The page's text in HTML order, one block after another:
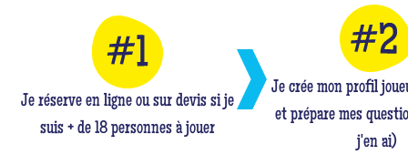
Je réserve en ligne ou sur devis si je
suis + de 18 personnes à jouer
Je crée mon profil
et prépare mes
j'en ai)